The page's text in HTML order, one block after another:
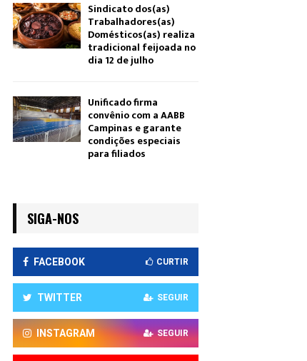
Sindicato dos(as)
Trabalhadores(as)
Domésticos(as) realiza
tradicional feijoada no
dia 12 de julho
Unificado firma
convênio com a AABB
Campinas e garante
condições especiais
para filiados
SIGA-NOS
FACEBOOK CURTIR
TWITTER SEGUIR
INSTAGRAM SEGUIR